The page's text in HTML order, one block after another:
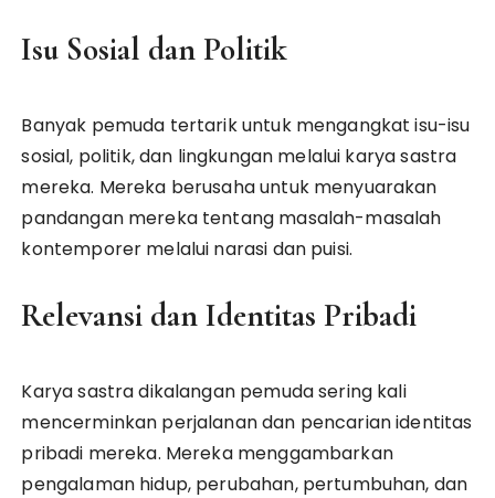
Isu Sosial dan Politik
Banyak pemuda tertarik untuk mengangkat isu-isu
sosial, politik, dan lingkungan melalui karya sastra
mereka. Mereka berusaha untuk menyuarakan
pandangan mereka tentang masalah-masalah
kontemporer melalui narasi dan puisi.
Relevansi dan Identitas Pribadi
Karya sastra dikalangan pemuda sering kali
mencerminkan perjalanan dan pencarian identitas
pribadi mereka. Mereka menggambarkan
pengalaman hidup, perubahan, pertumbuhan, dan